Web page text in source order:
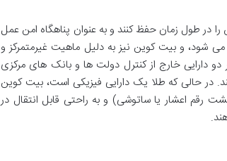
در طول زمان حفظ کنند و به عنوان پناهگاه امن عمل
شود، و بیت کوین نیز به دلیل ماهیت غیرمتمرکز و
دارایی خارج از کنترل دولت ها و بانک های مرکزی
در حالی که طلا یک دارایی فیزیکی است، بیت کوین
رقم اعشار یا ساتوشی) و به راحتی قابل انتقال در